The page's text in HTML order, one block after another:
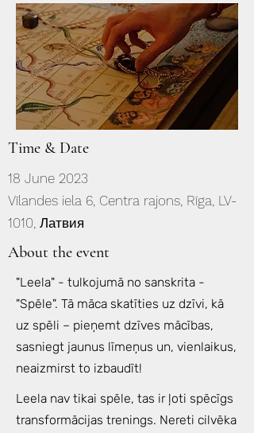
Time & Date
18 June 2023
Vīlandes iela 6, Centra rajons, Rīga, LV-
1010, Латвия
About the event
"Leela" - tulkojumā no sanskrita -
"Spēle". Tā māca skatīties uz dzīvi, kā
uz spēli – pieņemt dzīves mācības,
sasniegt jaunus līmeņus un, vienlaikus,
neaizmirst to izbaudīt!
Leela nav tikai spēle, tas ir ļoti spēcīgs
transformācijas trenings. Nereti cilvēka